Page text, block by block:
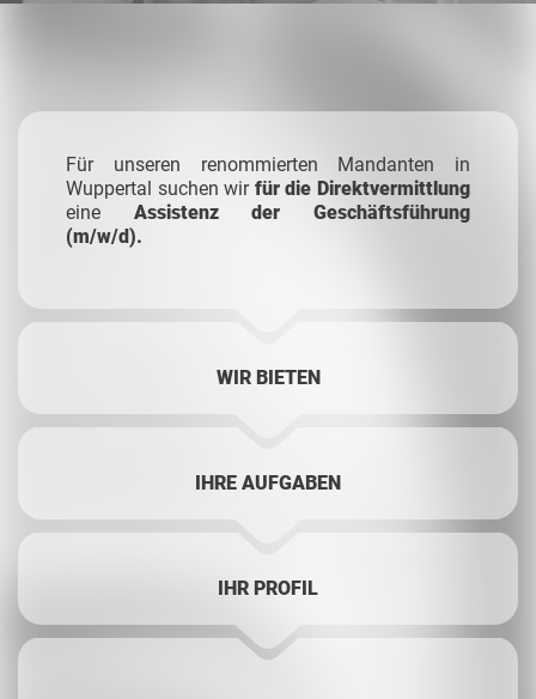
Für unseren renommierten Mandanten in
Wuppertal suchen wir für dieDirektvermittlung
eine Assistenz der Geschäftsführung
(m/w/d).
WIR BIETEN
IHRE AUFGABEN
IHR PROFIL